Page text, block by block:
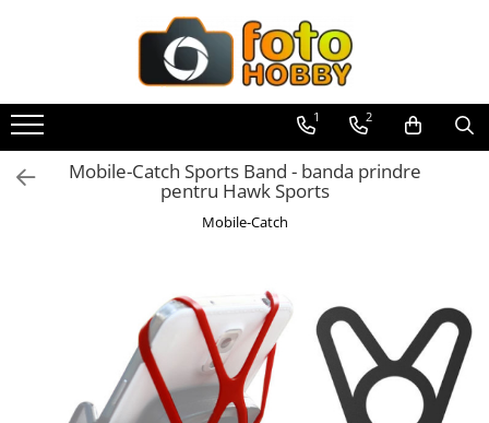
Aparate Foto
Aparate Foto Mirrorless
Aparate Foto DSLR
Obiective foto si accesorii
Obiective Mirorless
Obiective DSLR
1 2
Mobile-Catch Sports Band - banda prindre
pentru Hawk Sports
Mobile-Catch